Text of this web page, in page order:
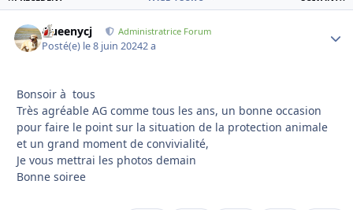
Queenycj Administratrice Forum
Posté(e) le 8 juin 20242 a
Bonsoir à tous
Très agréable AG comme tous les ans, un bonne occasion
pour faire le point sur la situation de la protection animale
et un grand moment de convivialité,
Je vous mettrai les photos demain
Bonne soiree